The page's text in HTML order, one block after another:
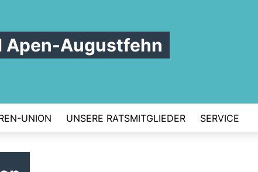
Apen-Augustfehn
UNION UNSERE RATSMITGLIEDER SERVICE